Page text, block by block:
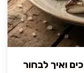
ואיך לבחור